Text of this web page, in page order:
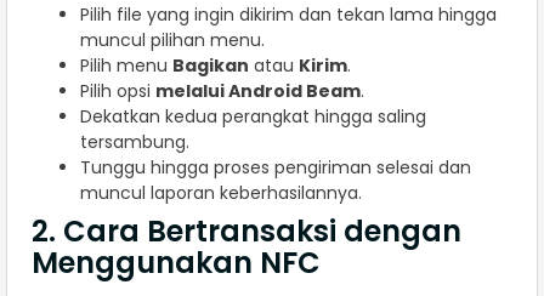
Pilih file yang ingin dikirim dan tekan lama hingga
muncul pilihan menu.
Pilih menu Bagikan atau Kirim.
Pilih opsi melalui Android Beam.
Dekatkan kedua perangkat hingga saling
tersambung.
Tunggu hingga proses pengiriman selesai dan
muncul laporan keberhasilannya.
2. Cara Bertransaksi dengan
Menggunakan NFC